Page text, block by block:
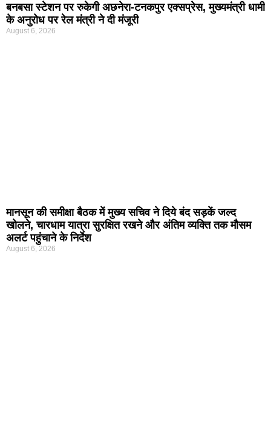
बनबसा स्टेशन पर रुकेगी अछनेरा-टनकपुर एक्सप्रेस, मुख्यमंत्री धामी
के अनुरोध पर रेल मंत्री ने दी मंजूरी
August 6, 2026
मानसून की समीक्षा बैठक में मुख्य सचिव ने दिये बंद सड़कें जल्द
खोलने, चारधाम यात्रा सुरक्षित रखने और अंतिम व्यक्ति तक मौसम
अलर्ट पहुंचाने के निर्देश
August 6, 2026